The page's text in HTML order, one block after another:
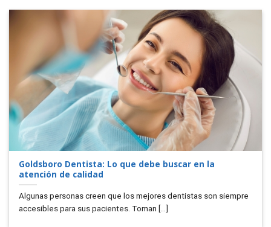
Goldsboro Dentista: Lo que debe buscar en la
atención de calidad
Algunas personas creen que los mejores dentistas son siempre
accesibles para sus pacientes. Toman [...]